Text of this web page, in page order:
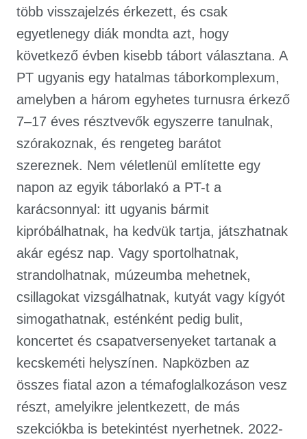
több visszajelzés érkezett, és csak
egyetlenegy diák mondta azt, hogy
következő évben kisebb tábort választana. A
PT ugyanis egy hatalmas táborkomplexum,
amelyben a három egyhetes turnusra érkező
7–17 éves résztvevők egyszerre tanulnak,
szórakoznak, és rengeteg barátot
szereznek. Nem véletlenül említette egy
napon az egyik táborlakó a PT-t a
karácsonnyal: itt ugyanis bármit
kipróbálhatnak, ha kedvük tartja, játszhatnak
akár egész nap. Vagy sportolhatnak,
strandolhatnak, múzeumba mehetnek,
csillagokat vizsgálhatnak, kutyát vagy kígyót
simogathatnak, esténként pedig bulit,
koncertet és csapatversenyeket tartanak a
kecskeméti helyszínen. Napközben az
összes fiatal azon a témafoglalkozáson vesz
részt, amelyikre jelentkezett, de más
szekciókba is betekintést nyerhetnek. 2022-